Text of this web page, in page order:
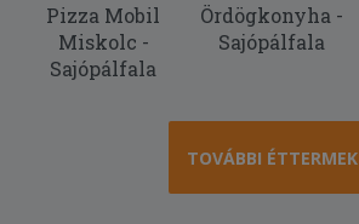
Pizza Mobil
Miskolc -
Sajópálfala
Ördögkonyha -
Sajópálfala
TOVÁBBI ÉTTERMEK